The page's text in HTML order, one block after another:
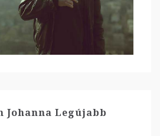
Johanna Legújabb